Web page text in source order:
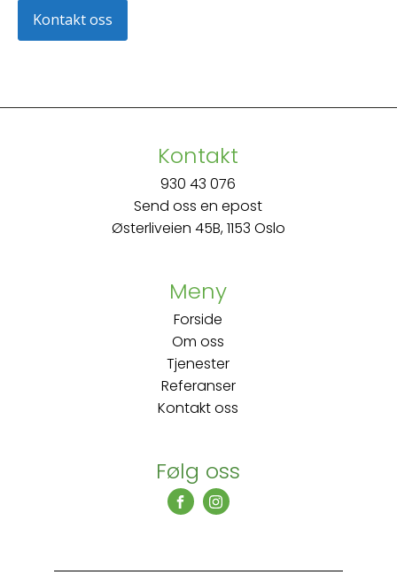
Kontakt oss
Kontakt
930 43 076
Send oss en epost
Østerliveien 45B, 1153 Oslo
Meny
Forside
Om oss
Tjenester
Referanser
Kontakt oss
Følg oss